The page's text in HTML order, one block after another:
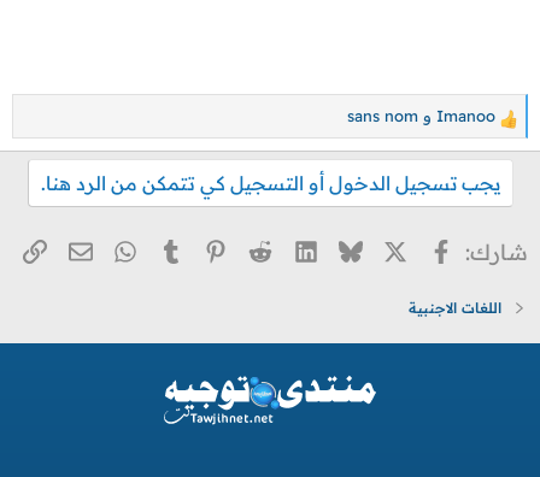
ل
ع
ت
Imanoo و sans nom
يجب تسجيل الدخول أو التسجيل كي تتمكن من الرد هنا.
شارك: فيسبوك
X
Bluesky
LinkedIn
Reddit
Pinterest
Tumblr
WhatsApp
البريد
اللغات الاجنبية